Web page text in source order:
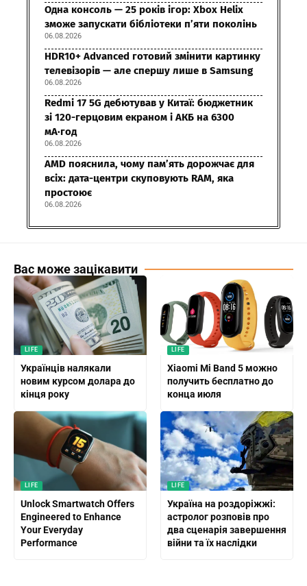
Одна консоль — 25 років ігор: Xbox Helix
зможе запускати бібліотеки п’яти поколінь
06.08.2026
HDR10+ Advanced готовий змінити картинку
телевізорів — але спершу лише в Samsung
06.08.2026
Redmi 17 5G дебютував у Китаї: бюджетник
зі 120-герцовим екраном і АКБ на 6300
мА·год
06.08.2026
AMD пояснила, чому пам’ять дорожчає для
всіх: дата-центри скуповують RAM, яка
простоює
06.08.2026
Вас може зацікавити
LIFE
Українців налякали
новим курсом долара до
кінця року
LIFE
Xiaomi Mi Band 5 можно
получить бесплатно до
конца июля
LIFE
Unlock Smartwatch Offers
Engineered to Enhance
Your Everyday
Performance
LIFE
Україна на роздоріжжі:
астролог розповів про
два сценарія завершення
війни та їх наслідки